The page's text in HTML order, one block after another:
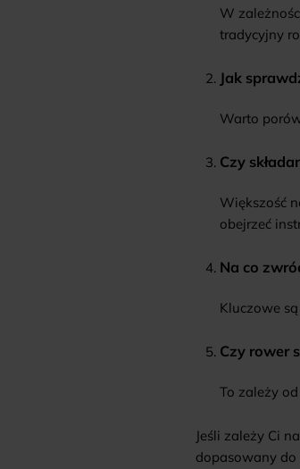
W
tradycyjny
Jak
Warto
Czy
Większość
obejrzeć
Na co
Kluczowe
Czy rower
To zależy
Jeśli zależy Ci
dopasowany do